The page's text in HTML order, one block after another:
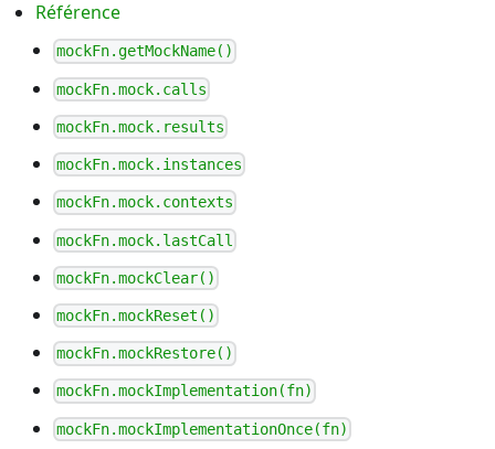
Référence
mockFn.getMockName()
mockFn.mock.calls
mockFn.mock.results
mockFn.mock.instances
mockFn.mock.contexts
mockFn.mock.lastCall
mockFn.mockClear()
mockFn.mockReset()
mockFn.mockRestore()
mockFn.mockImplementation(fn)
mockFn.mockImplementationOnce(fn)